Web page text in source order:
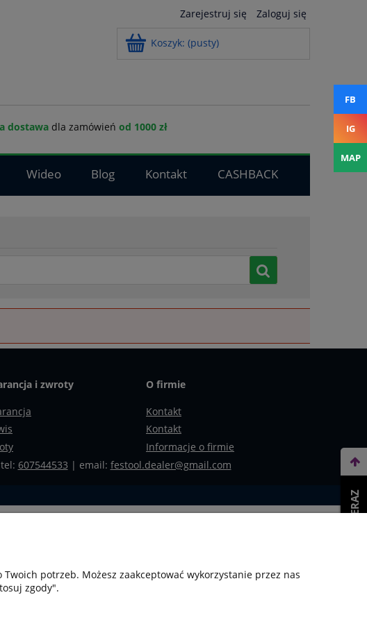
Zarejestruj się Zaloguj się
Koszyk: (pusty)
dostawadla zamówień od 1000 zł
Wideo Blog Kontakt CASHBACK
i zwroty O firmie
Kontakt
Kontakt
Informacje o firmie
607544533 | email: festool.dealer@gmail.com
FB
IG
MAP
WEŹ LEASING TERAZ
potrzeb. Możesz zaakceptować wykorzystanie przez nas
zgody".